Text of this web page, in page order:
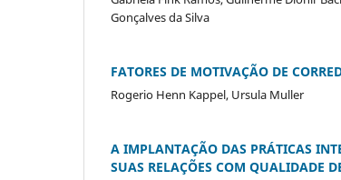
Gonçalves da Silva
FATORES DE MOTIVAÇÃO DE
Rogerio Henn Kappel, Ursula Muller
A IMPLANTAÇÃO DAS PRÁTICAS
SUAS RELAÇÕES COM QUALIDADE